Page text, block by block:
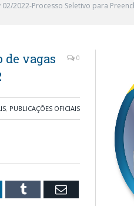
02/2022-Processo Seletivo para
de vagas
0
, PUBLICAÇÕES OFICIAIS
Tumblr Email